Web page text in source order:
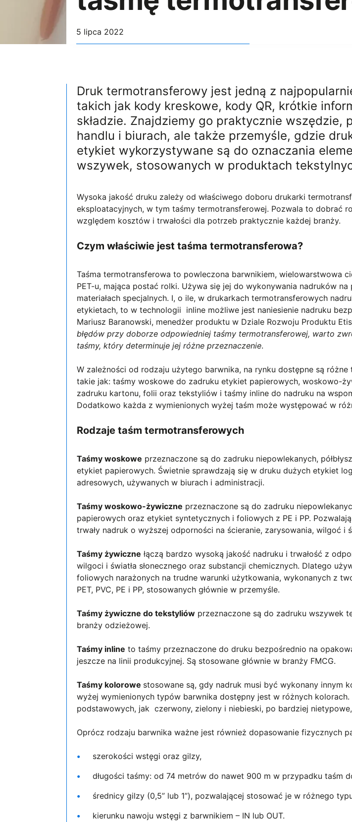
5 lipca 2022
Druk termotransferowy jest jedną z
takich jak kody kreskowe, kody QR, krótkie
składzie. Znajdziemy go praktycznie
handlu i biurach, ale także przemyśle, gdzie
etykiet wykorzystywane są do oznaczania
wszywek, stosowanych w produktach
Wysoka jakość druku zależy od właściwego doboru drukarki
eksploatacyjnych, w tym taśmy termotransferowej. Pozwala to dobrać
względem kosztów i trwałości dla potrzeb praktycznie każdej branży.
Czym właściwie jest taśma termotransferowa?
Taśma termotransferowa to powleczona barwnikiem, wielowarstwowa
PET-u, mająca postać rolki. Używa się jej do wykonywania nadruków
materiałach specjalnych. I, o ile, w drukarkach termotransferowych
etykietach, to w technologii inline możliwe jest naniesienie nadruku
Mariusz Baranowski, menedżer produktu w Dziale Rozwoju Produktu
błędów przy doborze odpowiedniej taśmy termotransferowej, warto
taśmy, który determinuje jej różne przeznaczenie.
W zależności od rodzaju użytego barwnika, na rynku dostępne są
takie jak: taśmy woskowe do zadruku etykiet papierowych, woskowo-
zadruku kartonu, folii oraz tekstyliów i taśmy inline do nadruku na
Dodatkowo każda z wymienionych wyżej taśm może występować w
Rodzaje taśm termotransferowych
Taśmy woskowe przeznaczone są do zadruku niepowlekanych,
etykiet papierowych. Świetnie sprawdzają się w druku dużych etykiet
adresowych, używanych w biurach i administracji.
Taśmy woskowo-żywiczne przeznaczone są do zadruku
papierowych oraz etykiet syntetycznych i foliowych z PE i PP.
trwały nadruk o wyższej odporności na ścieranie, zarysowania, wilgoć i
Taśmy żywiczne łączą bardzo wysoką jakość nadruku i trwałość z
wilgoci i światła słonecznego oraz substancji chemicznych. Dlatego
foliowych narażonych na trudne warunki użytkowania, wykonanych z
PET, PVC, PE i PP, stosowanych głównie w przemyśle.
Taśmy żywiczne do tekstyliów przeznaczone są do zadruku wszywek
branży odzieżowej.
Taśmy inline to taśmy przeznaczone do druku bezpośrednio na
jeszcze na linii produkcyjnej. Są stosowane głównie w branży FMCG.
Taśmy kolorowe stosowane są, gdy nadruk musi być wykonany innym
wyżej wymienionych typów barwnika dostępny jest w różnych
podstawowych, jak czerwony, zielony i niebieski, po bardziej
Oprócz rodzaju barwnika ważne jest również dopasowanie fizycznych
szerokości wstęgi oraz gilzy,
długości taśmy: od 74 metrów do nawet 900 m w przypadku taśm
średnicy gilzy (0,5” lub 1”), pozwalającej stosować je w różnego
kierunku nawoju wstęgi z barwnikiem – IN lub OUT.